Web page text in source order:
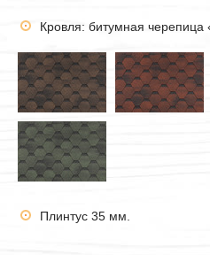
Кровля: битумная черепица
Плинтус 35 мм.